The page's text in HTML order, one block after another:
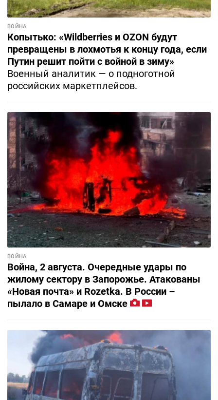
ВОЙНА
Копытько: «Wildberries и OZON будут
превращены в лохмотья к концу года, если
Путин решит пойти с войной в зиму»
Военный аналитик — о подноготной
российских маркетплейсов.
ВОЙНА
Война, 2 августа. Очередные удары по
жилому сектору в Запорожье. Атакованы
«Новая почта» и Rozetka. В России –
пылало в Самаре и Омске